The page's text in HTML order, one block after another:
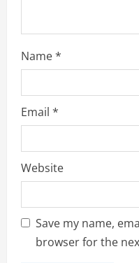
Name*
Email *
Website
Save my name,
browser for the